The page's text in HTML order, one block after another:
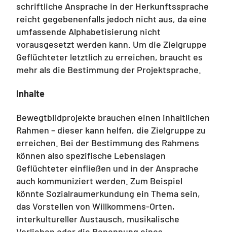
schriftliche Ansprache in der Herkunftssprache
reicht gegebenenfalls jedoch nicht aus, da eine
umfassende Alphabetisierung nicht
vorausgesetzt werden kann. Um die Zielgruppe
Geflüchteter letztlich zu erreichen, braucht es
mehr als die Bestimmung der Projektsprache.
Inhalte
Bewegtbildprojekte brauchen einen inhaltlichen
Rahmen – dieser kann helfen, die Zielgruppe zu
erreichen. Bei der Bestimmung des Rahmens
können also spezifische Lebenslagen
Geflüchteter einfließen und in der Ansprache
auch kommuniziert werden. Zum Beispiel
könnte Sozialraumerkundung ein Thema sein,
das Vorstellen von Willkommens-Orten,
interkultureller Austausch, musikalische